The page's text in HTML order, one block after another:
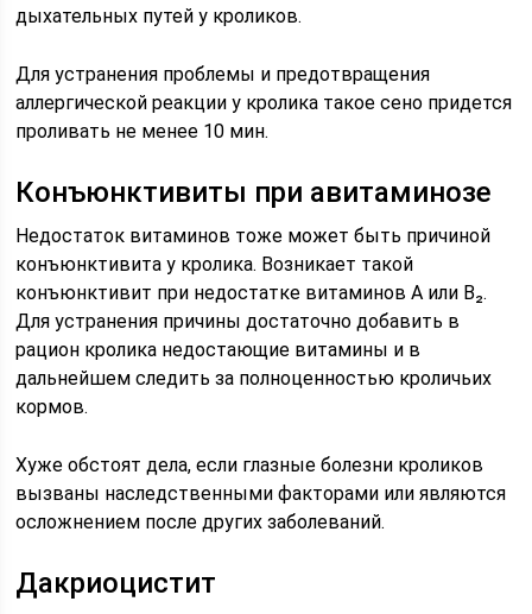
дыхательных путей у кроликов.
Для устранения проблемы и предотвращения
аллергической реакции у кролика такое сено придется
проливать не менее 10 мин.
Конъюнктивиты при авитаминозе
Недостаток витаминов тоже может быть причиной
конъюнктивита у кролика. Возникает такой
конъюнктивит при недостатке витаминов А или В₂.
Для устранения причины достаточно добавить в
рацион кролика недостающие витамины и в
дальнейшем следить за полноценностью кроличьих
кормов.
Хуже обстоят дела, если глазные болезни кроликов
вызваны наследственными факторами или являются
осложнением после других заболеваний.
Дакриоцистит